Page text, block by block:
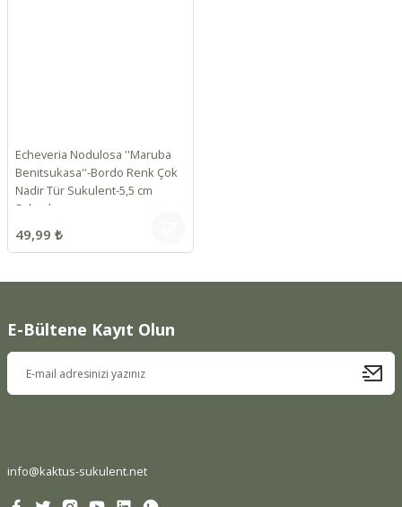
Echeveria Nodulosa ''Maruba
Benitsukasa''-Bordo Renk Çok
Nadir Tür Sukulent-5,5 cm
Saksıda
49,99 ₺
E-Bültene Kayıt Olun
info@kaktus-sukulent.net